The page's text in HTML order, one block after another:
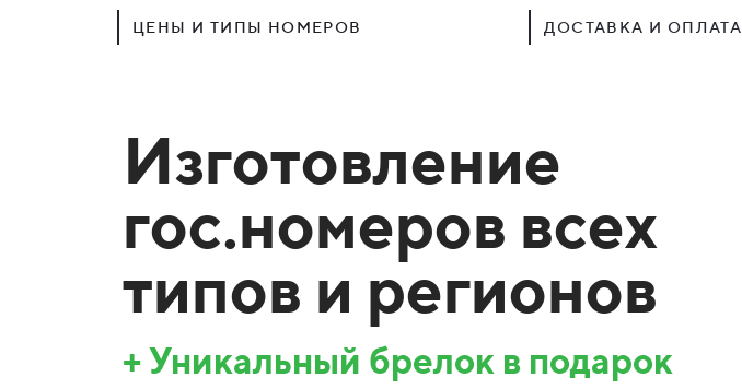
ЦЕНЫ И ТИПЫ НОМЕРОВ ДОСТАВКА И ОПЛАТА
Изготовление
гос.номеров всех
типов и регионов
+ Уникальный брелок в подарок